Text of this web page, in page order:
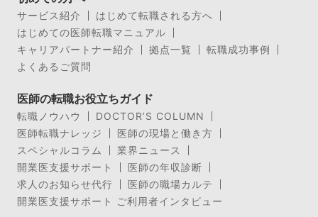
サービス紹介
はじめて転職される方へ
はじめての医師転職マニュアル
キャリアパートナー紹介
拠点一覧
転職成功事例
よくあるご質問
医師の転職お役立ちガイド
転職ノウハウ
DOCTOR’S COLUMN
医師転職ナレッジ
医師の現場と働き方
スペシャルコラム
業界ニュース
開業医支援サポート
医師の年収診断
求人のお知らせ代行
医師の職場カルテ
開業医支援サポート ご利用者インタビュー